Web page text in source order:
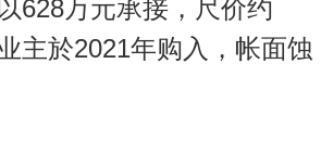
628万元承接，尺价约
主於2021年购入，帐面蚀